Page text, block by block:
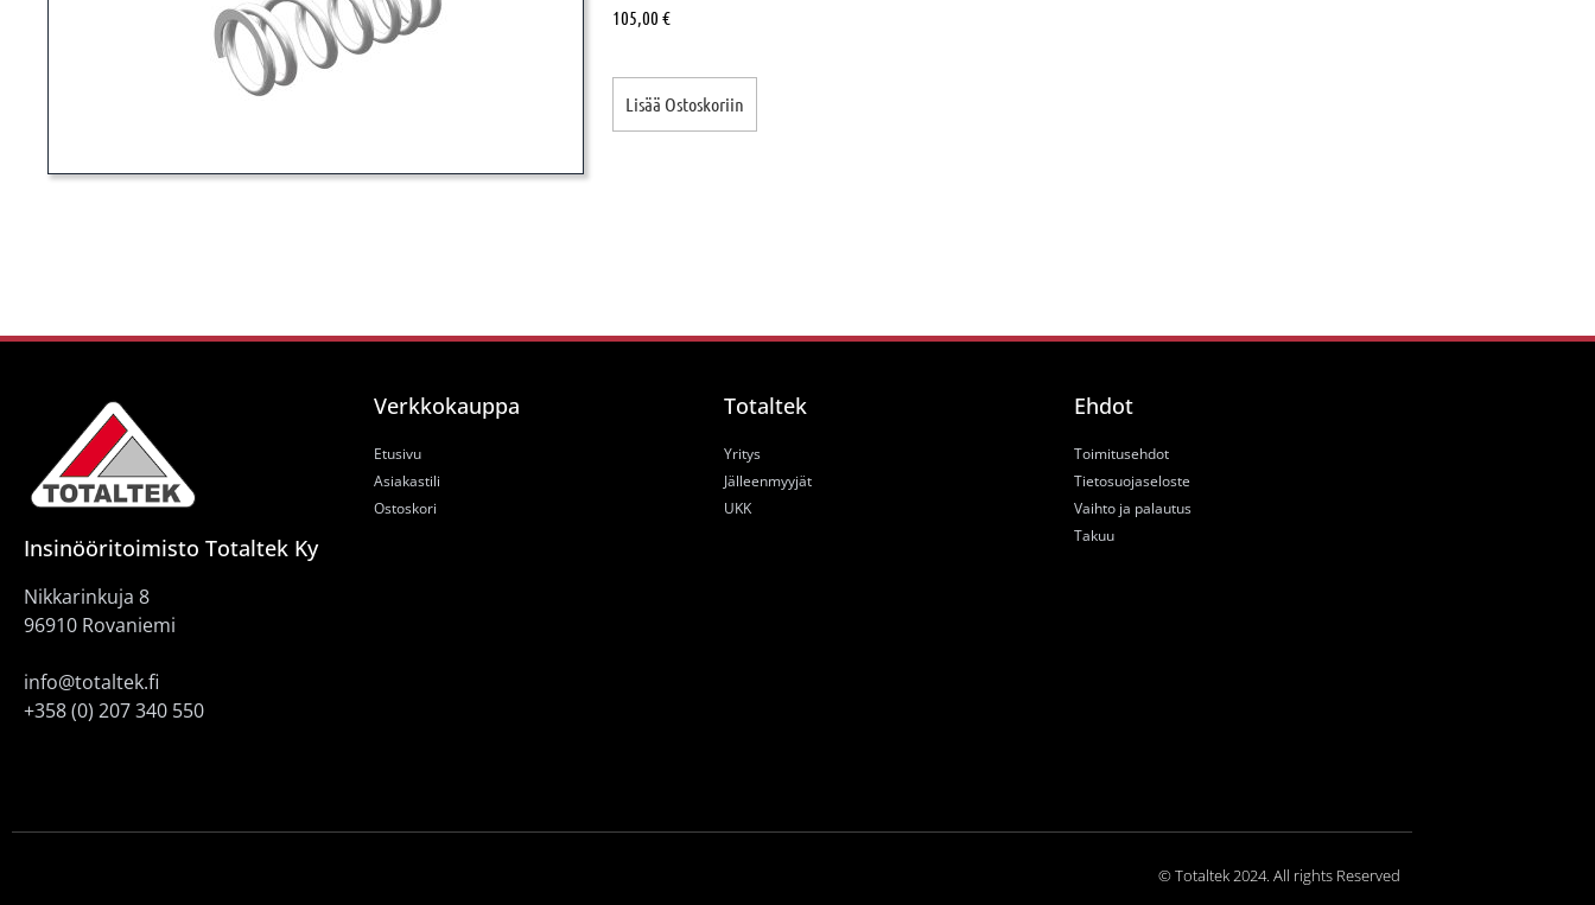
105,00 €
Lisää Ostoskoriin
Insinööritoimisto Totaltek Ky
Nikkarinkuja 8
96910 Rovaniemi
info@totaltek.fi
+358 (0) 207 340 550
Verkkokauppa
Etusivu
Asiakastili
Ostoskori
Totaltek
Yritys
Jälleenmyyjät
UKK
Ehdot
Toimitusehdot
Tietosuojaseloste
Vaihto ja palautus
Takuu
© Totaltek 2024. All rights Reserved